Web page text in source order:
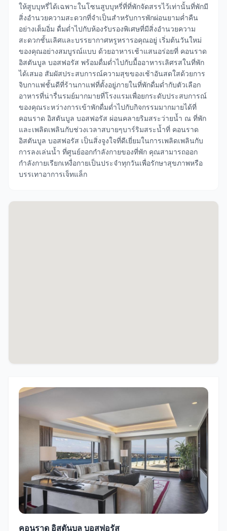
ให้สูบบุหรี่ได้เฉพาะในโซนสูบบุหรี่ที่ที่พักจัดสรรไว้เท่านั้นที่พักมี
สิ่งอำนวยความสะดวกที่จำเป็นสำหรับการพักผ่อนยามค่ำคืน
อย่างเต็มอิ่ม ดื่มด่ำไปกับห้องรับรองพิเศษที่มีสิ่งอำนวยความ
สะดวกชั้นเลิศและบรรยากาศหรูหรารอคุณอยู่ เริ่มต้นวันใหม่
ของคุณอย่างสมบูรณ์แบบ ด้วยอาหารเช้าแสนอร่อยที่ คอนราด
อิสตันบูล บอสฟอรัส พร้อมดื่มด่ำไปกับมื้ออาหารเลิศรสในที่พัก
ได้เสมอ สัมผัสประสบการณ์ความสุขของเช้าอันสดใสด้วยการ
จิบกาแฟชั้นดีที่ร้านกาแฟที่ตั้งอยู่ภายในที่พักดื่มด่ำกับตัวเลือก
อาหารที่น่ารื่นรมย์มากมายที่โรงแรมเพื่อยกระดับประสบการณ์
ของคุณระหว่างการเข้าพักดื่มด่ำไปกับกิจกรรมมากมายได้ที่
คอนราด อิสตันบูล บอสฟอรัส ผ่อนคลายริมสระว่ายน้ำ ณ ที่พัก
และเพลิดเพลินกับช่วงเวลาสบายๆบาร์ริมสระน้ำที่ คอนราด
อิสตันบูล บอสฟอรัส เป็นสิ่งจูงใจที่ดีเยี่ยมในการเพลิดเพลินกับ
การลงเล่นน้ำ ที่ศูนย์ออกกำลังกายของที่พัก คุณสามารถออก
กำลังกายเรียกเหงื่อกายเป็นประจำทุกวันเพื่อรักษาสุขภาพหรือ
บรรเทาอาการเจ็ทแล็ก
คอนราด อิสตันบูล บอสฟอรัส